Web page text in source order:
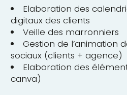
Elaboration des
digitaux des clients
Veille des marronniers
Gestion de l’animation
sociaux (clients + agence)
Elaboration des
canva)